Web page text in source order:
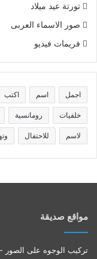
تورتة عيد ميلاد
صور الاسماء العربى
فريمات فيديو
اجمل اسم اكتب
خلفيات رومانسية
لاسم للاحتفال
مواقع صديقة
تركيب الوجوه على الصور